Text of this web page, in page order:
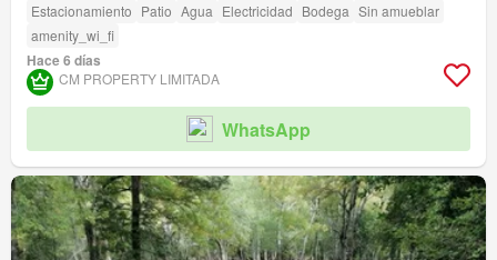
Estacionamiento Patio Agua Electricidad Bodega Sin amueblar
amenity_wi_fi
Hace 6 días
CM PROPERTY LIMITADA
WhatsApp